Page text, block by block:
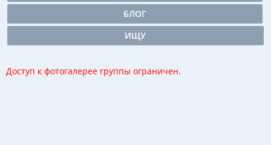
БЛОГ
ИЩУ
Доступ к фотогалерее группы ограничен.